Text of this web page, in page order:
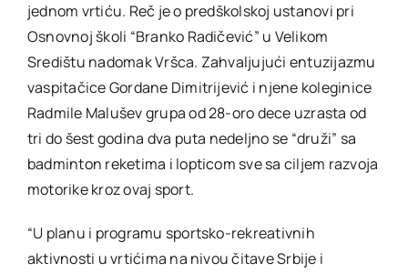
jednom vrtiću. Reč je o predškolskoj ustanovi pri
Osnovnoj školi “Branko Radičević” u Velikom
Središtu nadomak Vršca. Zahvaljujući entuzijazmu
vaspitačice Gordane Dimitrijević i njene koleginice
Radmile Malušev grupa od 28-oro dece uzrasta od
tri do šest godina dva puta nedeljno se “druži” sa
badminton reketima i lopticom sve sa ciljem razvoja
motorike kroz ovaj sport.
“U planu i programu sportsko-rekreativnih
aktivnosti u vrtićima na nivou čitave Srbije i